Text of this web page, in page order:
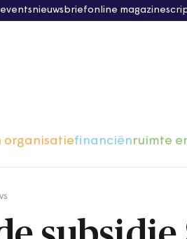
eventsnieuwsbriefonline magazine
organisatiefinanciënruimte